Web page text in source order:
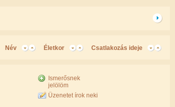
Csatlakozás ideje
Életkor
Név
Ismerősnek
jelölöm
Üzenetet írok neki